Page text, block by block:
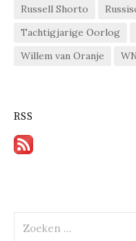
Russell Shorto
Tachtigjarige Oorlog
Willem van Oranje
RSS
naar: